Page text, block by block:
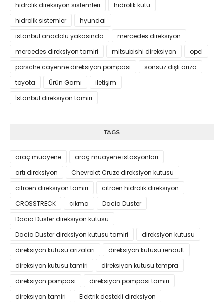
hidrolik direksiyon sistemleri
hidrolik kutu
hidrolik sistemler
hyundai
istanbul anadolu yakasında
mercedes direksiyon
mercedes direksiyon tamiri
mitsubishi direksiyon
opel
porsche cayenne direksiyon pompasi
sonsuz dişli arıza
toyota
Ürün Gamı
İletişim
İstanbul direksiyon tamiri
TAGS
araç muayene
araç muayene istasyonları
artı direksiyon
Chevrolet Cruze direksiyon kutusu
citroen direksiyon tamiri
citroen hidrolik direksiyon
CROSSTRECK
çıkma
Dacia Duster
Dacia Duster direksiyon kutusu
Dacia Duster direksiyon kutusu tamiri
direksiyon kutusu
direksiyon kutusu arızaları
direksiyon kutusu renault
direksiyon kutusu tamiri
direksiyon kutusu tempra
direksiyon pompası
direksiyon pompası tamiri
direksiyon tamiri
Elektrik destekli direksiyon